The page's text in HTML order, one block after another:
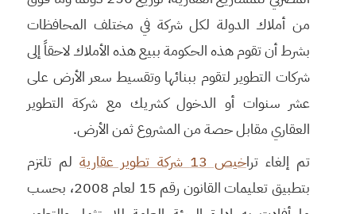
من أملاك الدولة لكل شركة في مختلف المحافظات
بشرط أن تقوم هذه الحكومة ببيع هذه الأملاك لاحقاً إلى
شركات التطوير لتقوم ببنائها وتقسيط سعر الأرض على
عشر سنوات أو الدخول كشريك مع شركة التطوير
العقاري مقابل حصة من المشروع ثمن الأرض.
تم إلغاء تراخيص 13 شركة تطوير عقارية
لم تلتزم
بتطبيق تعليمات القانون رقم 15 لعام 2008، بحسب